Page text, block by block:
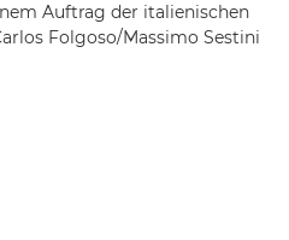
Auftrag der italienischen
Folgoso/Massimo Sestini